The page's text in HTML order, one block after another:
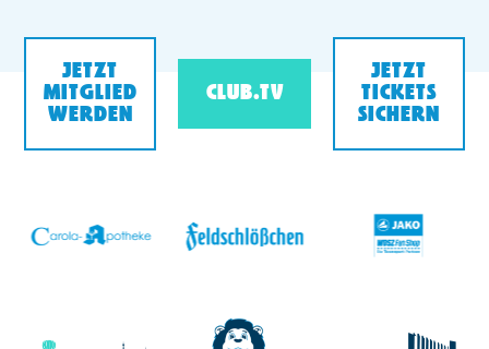
JETZT
MITGLIED
WERDEN
CLUB.TV
JETZT
TICKETS
SICHERN